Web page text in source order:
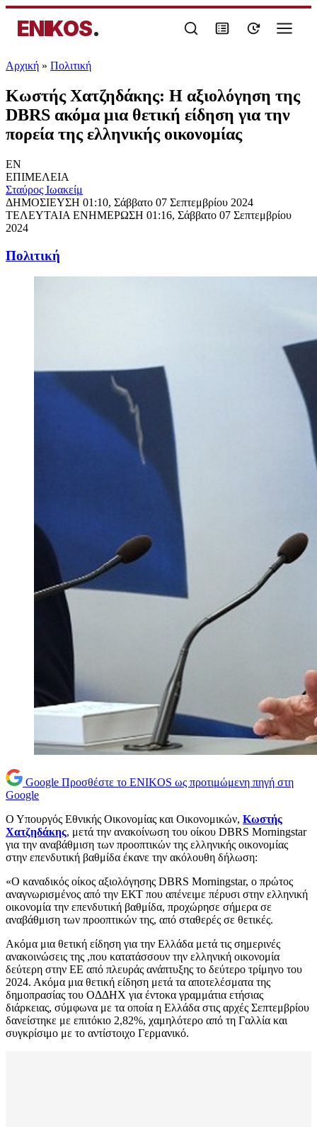
ENIKOS.
Αρχική » Πολιτική
Κωστής Χατζηδάκης: Η αξιολόγηση της
DBRS ακόμα μια θετική είδηση για την
πορεία της ελληνικής οικονομίας
EN
ΕΠΙΜΕΛΕΙΑ
Σταύρος Ιωακείμ
ΔΗΜΟΣΙΕΥΣΗ 01:10, Σάββατο 07 Σεπτεμβρίου 2024
ΤΕΛΕΥΤΑΙΑ ΕΝΗΜΕΡΩΣΗ 01:16, Σάββατο 07 Σεπτεμβρίου
2024
Πολιτική
Google Προσθέστε το ENIKOS ως προτιμώμενη πηγή στη
Google
Ο Υπουργός Εθνικής Οικονομίας και Οικονομικών, Κωστής
Χατζηδάκης, μετά την ανακοίνωση του οίκου DBRS Morningstar
για την αναβάθμιση των προοπτικών της ελληνικής οικονομίας
στην επενδυτική βαθμίδα έκανε την ακόλουθη δήλωση:
«Ο καναδικός οίκος αξιολόγησης DBRS Morningstar, ο πρώτος
αναγνωρισμένος από την ΕΚΤ που απένειμε πέρυσι στην ελληνική
οικονομία την επενδυτική βαθμίδα, προχώρησε σήμερα σε
αναβάθμιση των προοπτικών της, από σταθερές σε θετικές.
Ακόμα μια θετική είδηση για την Ελλάδα μετά τις σημερινές
ανακοινώσεις της ,που κατατάσσουν την ελληνική οικονομία
δεύτερη στην ΕΕ από πλευράς ανάπτυξης το δεύτερο τρίμηνο του
2024. Ακόμα μια θετική είδηση μετά τα αποτελέσματα της
δημοπρασίας του ΟΔΔΗΧ για έντοκα γραμμάτια ετήσιας
διάρκειας, σύμφωνα με τα οποία η Ελλάδα στις αρχές Σεπτεμβρίου
δανείστηκε με επιτόκιο 2,82%, χαμηλότερο από τη Γαλλία και
συγκρίσιμο με το αντίστοιχο Γερμανικό.